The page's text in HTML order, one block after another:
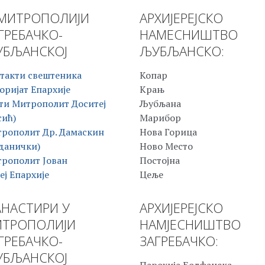
свештеника
Епархије
Митрополит Доситеј
Др. Дамаскин
Јован
Епархије
У
АРХИЈЕРЕЈСКО
НАМЕСНИШТВО
ЉУБЉАНСКО:
Копар
Крањ
Љубљана
Марибор
Нова Горица
Ново Место
Постојна
Цеље
АРХИЈЕРЕЈСКО
НАМЈЕСНИШТВО
ЗАГРЕБАЧКО: